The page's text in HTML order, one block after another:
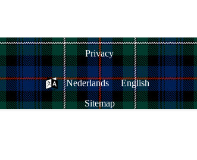
Privacy
Nederlands
English
Sitemap